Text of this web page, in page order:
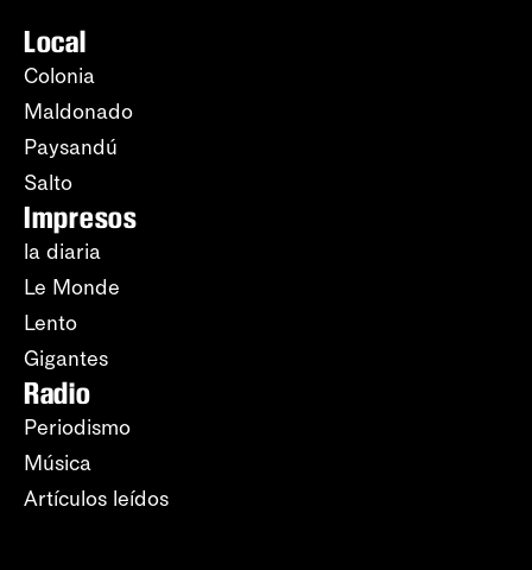
Local
Colonia
Maldonado
Paysandú
Salto
Impresos
la diaria
Le Monde
Lento
Gigantes
Radio
Periodismo
Música
Artículos leídos